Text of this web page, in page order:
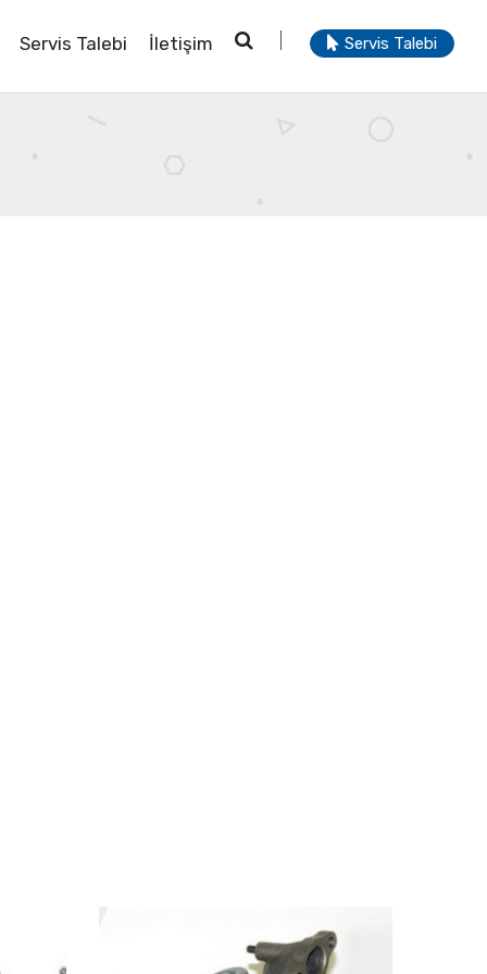
Servis Talebi İletişim Servis Talebi